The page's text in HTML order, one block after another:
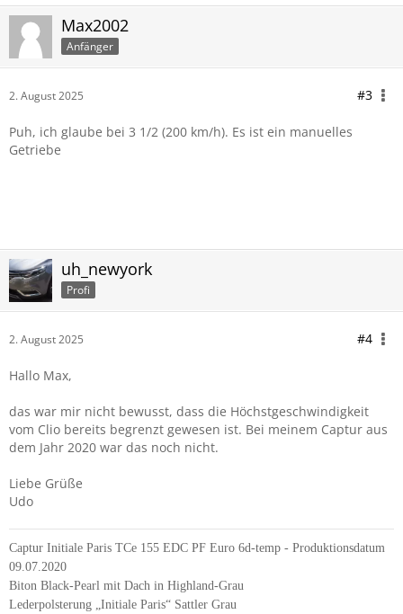
Max2002
Anfänger
2. August 2025 #3
Puh, ich glaube bei 3 1/2 (200 km/h). Es ist ein manuelles
Getriebe
uh_newyork
Profi
2. August 2025 #4
Hallo Max,
das war mir nicht bewusst, dass die Höchstgeschwindigkeit
vom Clio bereits begrenzt gewesen ist. Bei meinem Captur aus
dem Jahr 2020 war das noch nicht.
Liebe Grüße
Udo
Captur Initiale Paris TCe 155 EDC PF Euro 6d-temp - Produktionsdatum
09.07.2020
Biton Black-Pearl mit Dach in Highland-Grau
Lederpolsterung „Initiale Paris“ Sattler Grau